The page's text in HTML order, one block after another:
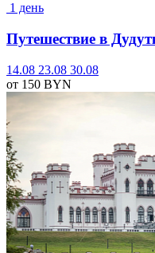
1 день
Путешествие в
14.08 23.08 30.08
от 150 BYN